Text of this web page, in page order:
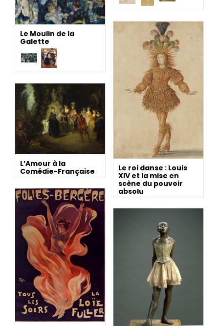
Le Moulin de la
Galette
Le roi danse : Louis
XIV et la mise en
scène du pouvoir
absolu
L’Amour à la
Comédie-Française